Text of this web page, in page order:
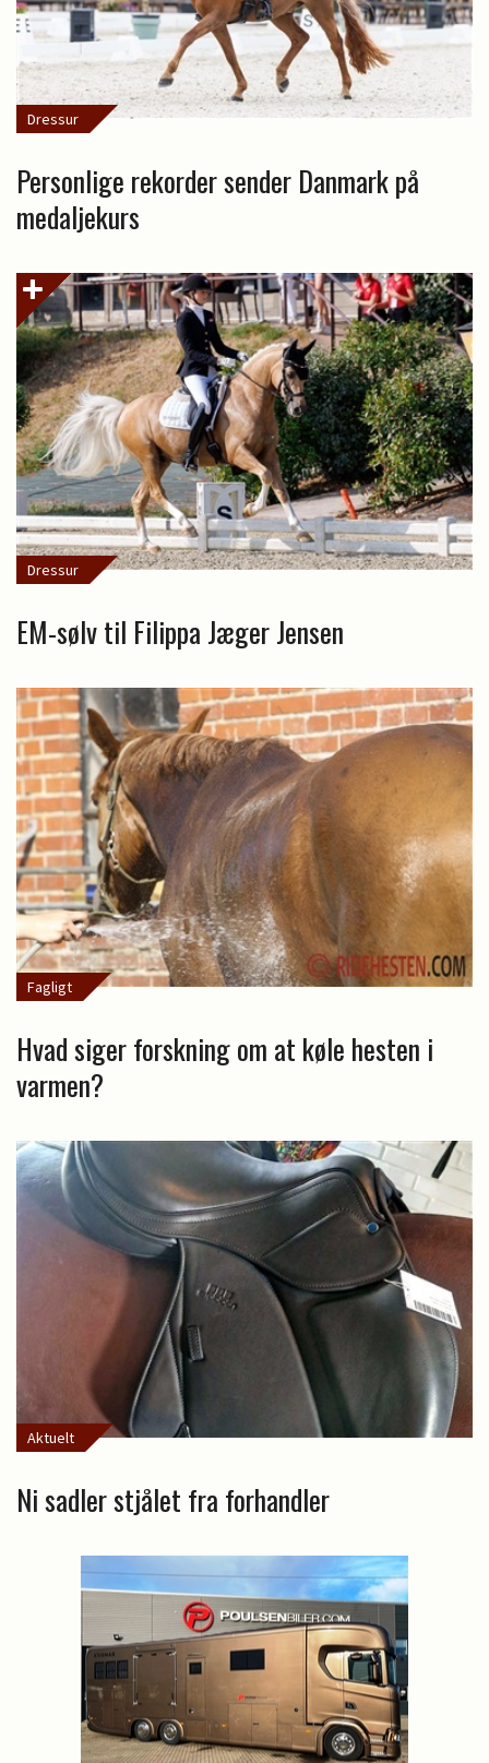
Dressur
Personlige rekorder sender Danmark på
medaljekurs
Dressur
EM-sølv til Filippa Jæger Jensen
Fagligt
Hvad siger forskning om at køle hesten i
varmen?
Aktuelt
Ni sadler stjålet fra forhandler